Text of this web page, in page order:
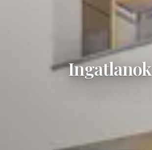
Ingatlanok